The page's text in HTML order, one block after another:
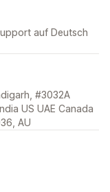
auf Deutsch
#3032A
US UAE Canada
AU